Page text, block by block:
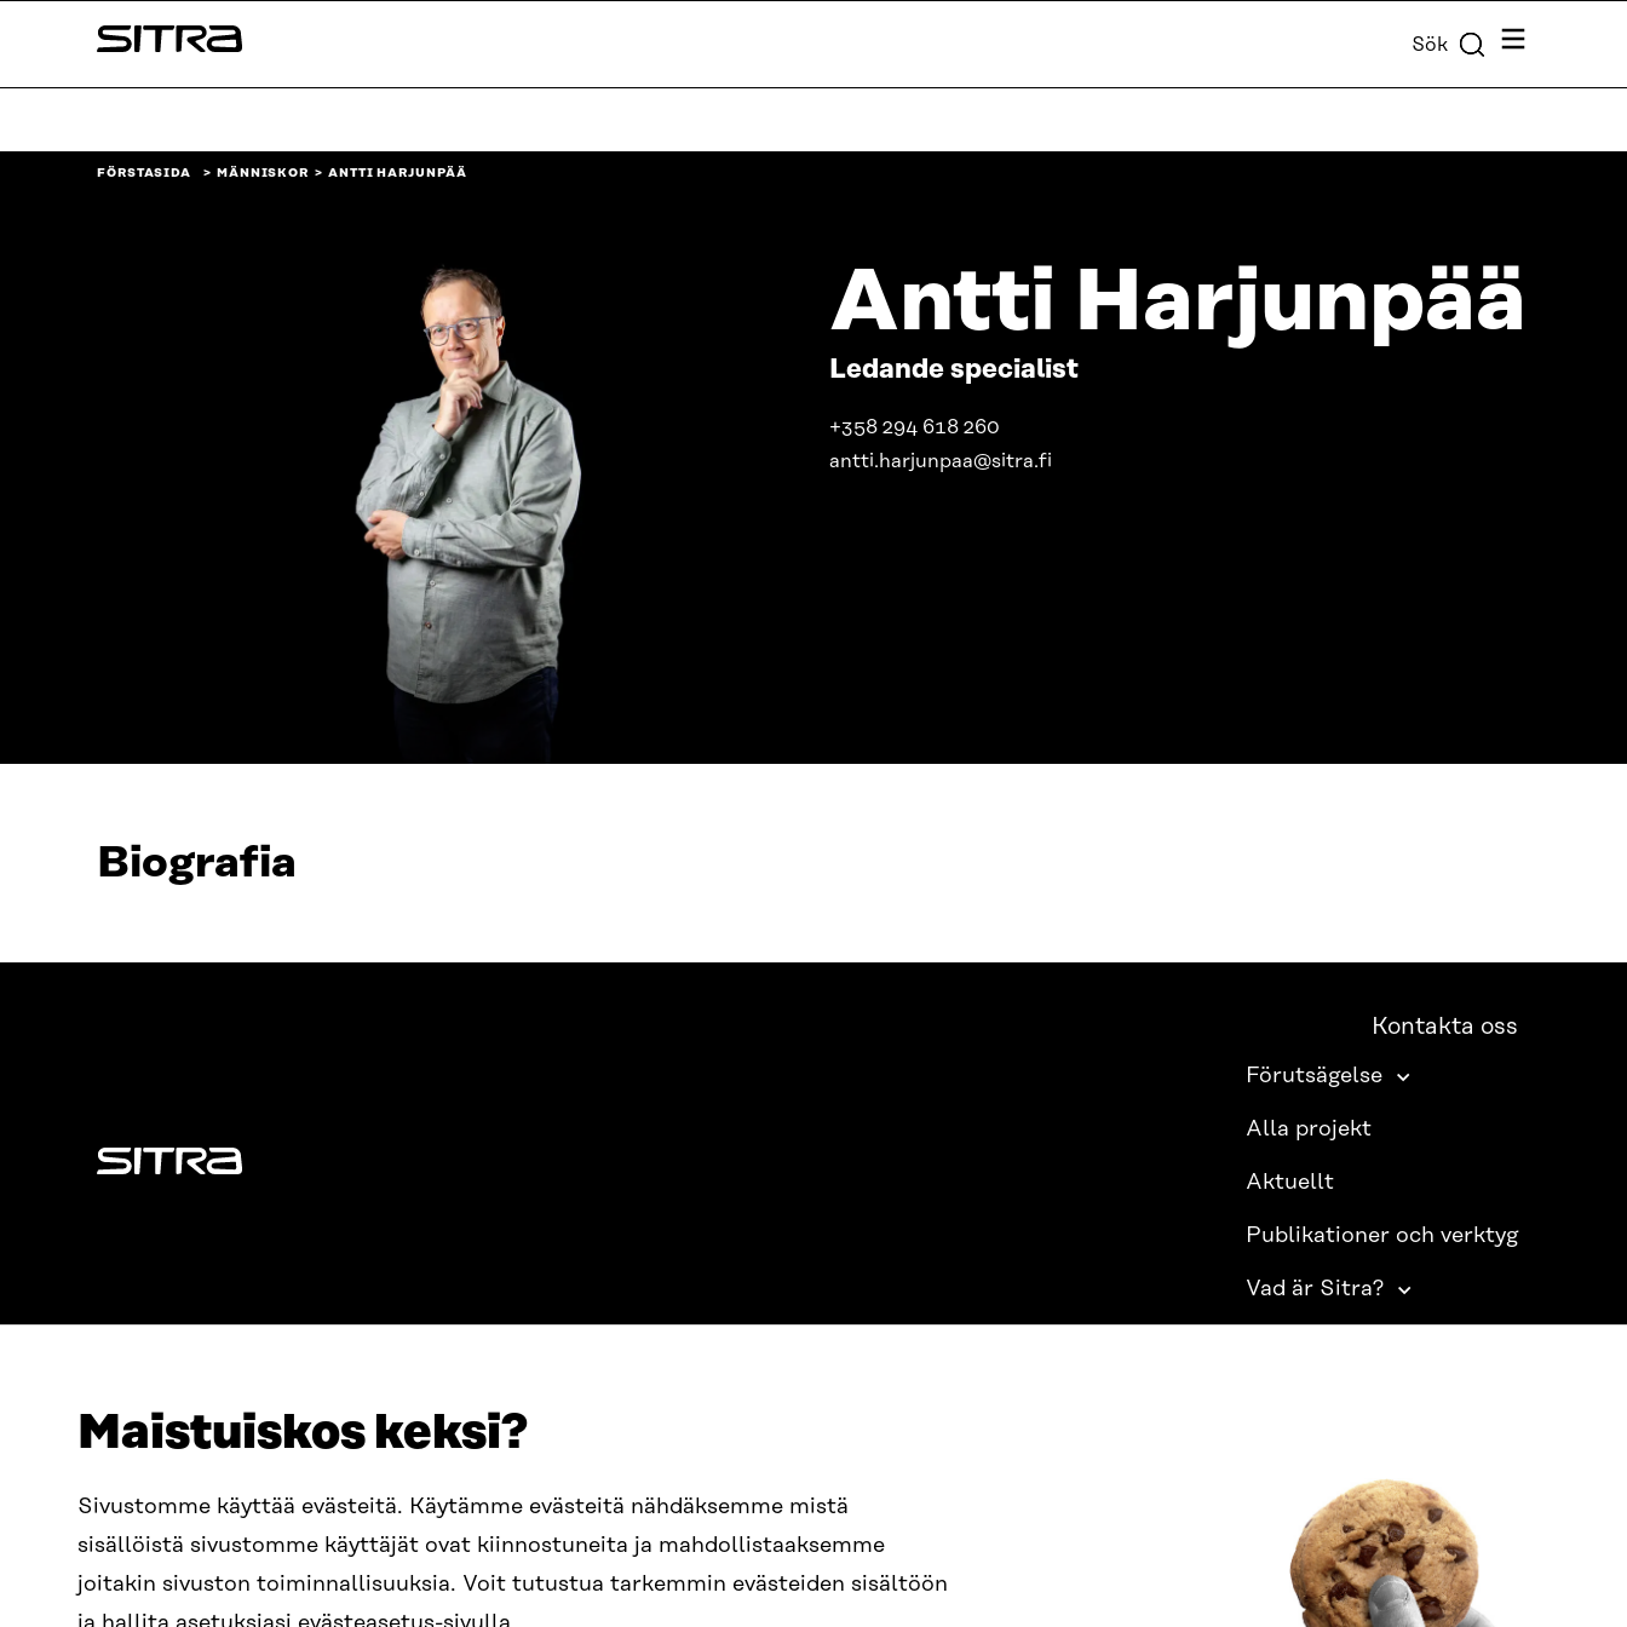
Maistuiskos keksi?
Sivustomme käyttää evästeitä. Käytämme evästeitä nähdäksemme mistä
sisällöistä sivustomme käyttäjät ovat kiinnostuneita ja mahdollistaaksemme
joitakin sivuston toiminnallisuuksia. Voit tutustua tarkemmin evästeiden sisältöön
↓
Sitra Sök Meny
FÖRSTASIDA MÄNNISKOR ANTTI HARJUNPÄÄ
Antti Harjunpää
Ledande specialist
+358 294 618 260
antti.harjunpaa@sitra.fi
Biografia
Sitra
Kontakta oss
Förutsägelse
Alla projekt
Aktuellt
Publikationer och verktyg
Vad är Sitra?
00181 Helsingfors
Ankomstinstruktioner
FÖRETAGS-ID
0202132-3
E-POST
sitra@sitra.fi
fornamn.efternamn@sitra.fi